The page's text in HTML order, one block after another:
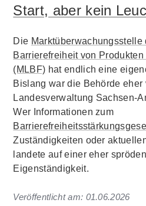
Start, aber kein
Die Marktüberwachungsstelle
Barrierefreiheit von
(MLBF) hat endlich eine
Bislang war die Behörde
Landesverwaltung Sachsen-
Wer Informationen zum
Zuständigkeiten oder
landete auf einer eher
Eigenständigkeit.
Veröffentlicht am: 01.06.2026